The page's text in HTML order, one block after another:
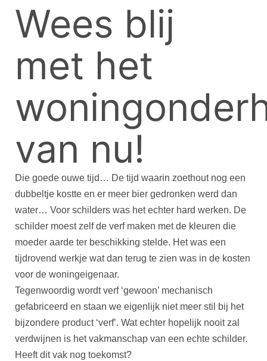
Wees blij
met het
van nu!
Die goede ouwe tijd… De tijd waarin zoethout nog een
dubbeltje kostte en er meer bier gedronken werd dan
water… Voor schilders was het echter hard werken. De
schilder moest zelf de verf maken met de kleuren die
moeder aarde ter beschikking stelde. Het was een
tijdrovend werkje wat dan terug te zien was in de kosten
voor de woningeigenaar.
Tegenwoordig wordt verf ‘gewoon’ mechanisch
gefabriceerd en staan we eigenlijk niet meer stil bij het
bijzondere product ‘verf’. Wat echter hopelijk nooit zal
verdwijnen is het vakmanschap van een echte schilder.
Heeft dit vak nog toekomst?